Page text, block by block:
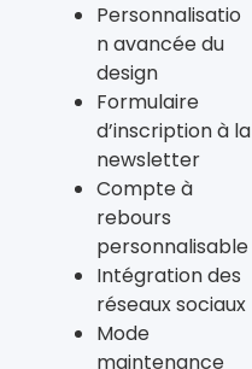
Personnalisatio
n avancée du
design
Formulaire
d’inscription à la
newsletter
Compte à
rebours
personnalisable
Intégration des
réseaux sociaux
Mode
maintenance